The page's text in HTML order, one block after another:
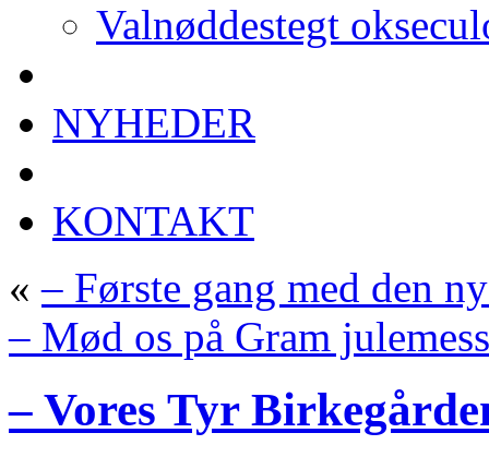
Valnøddestegt
NYHEDER
KONTAKT
«– Første gang med den
– Mød os på Gram
– Vores Tyr